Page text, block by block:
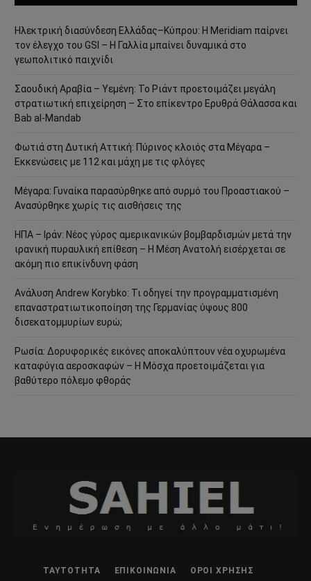
Ηλεκτρική διασύνδεση Ελλάδας–Κύπρου: Η Meridiam παίρνει
τον έλεγχο του GSI – Η Γαλλία μπαίνει δυναμικά στο
γεωπολιτικό παιχνίδι
Σαουδική Αραβία – Υεμένη: Το Ριάντ προετοιμάζει μεγάλη
στρατιωτική επιχείρηση – Στο επίκεντρο Ερυθρά Θάλασσα και
Bab al-Mandab
Φωτιά στη Δυτική Αττική: Πύρινος κλοιός στα Μέγαρα –
Εκκενώσεις με 112 και μάχη με τις φλόγες
Μέγαρα: Γυναίκα παρασύρθηκε από συρμό του Προαστιακού –
Ανασύρθηκε χωρίς τις αισθήσεις της
ΗΠΑ – Ιράν: Νέος γύρος αμερικανικών βομβαρδισμών μετά την
ιρανική πυραυλική επίθεση – Η Μέση Ανατολή εισέρχεται σε
ακόμη πιο επικίνδυνη φάση
Ανάλυση Andrew Korybko: Τι οδηγεί την προγραμματισμένη
επαναστρατιωτικοποίηση της Γερμανίας ύψους 800
δισεκατομμυρίων ευρώ;
Ρωσία: Δορυφορικές εικόνες αποκαλύπτουν νέα οχυρωμένα
καταφύγια αεροσκαφών – Η Μόσχα προετοιμάζεται για
βαθύτερο πόλεμο φθοράς
ΤΑΥΤΌΤΗΤΑ ΕΠΙΚΟΙΝΩΝΊΑ ΌΡΟΙ ΧΡΉΣΗΣ